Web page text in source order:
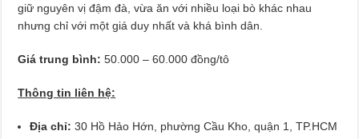
giữ nguyên vị đậm đà, vừa ăn với nhiều loại bò khác nhau
nhưng chỉ với một giá duy nhất và khá bình dân.
Giá trung bình:50.000 – 60.000 đồng/tô
Thông tin liên hệ:
Địa chỉ:30 Hồ Hảo Hớn, phường Cầu Kho, quận 1, TP.HCM